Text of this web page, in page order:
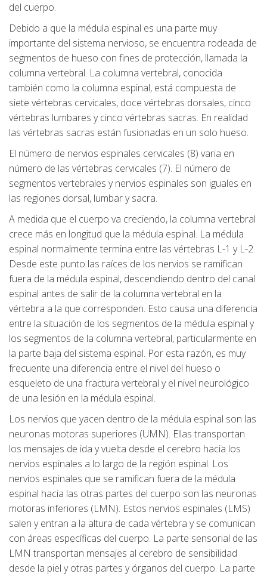
del cuerpo.
Debido a que la médula espinal es una parte muy
importante del sistema nervioso, se encuentra rodeada de
segmentos de hueso con fines de protección, llamada la
columna vertebral. La columna vertebral, conocida
también como la columna espinal, está compuesta de
siete vértebras cervicales, doce vértebras dorsales, cinco
vértebras lumbares y cinco vértebras sacras. En realidad
las vértebras sacras están fusionadas en un solo hueso.
El número de nervios espinales cervicales (8) varia en
número de las vértebras cervicales (7). El número de
segmentos vertebrales y nervios espinales son iguales en
las regiones dorsal, lumbar y sacra.
A medida que el cuerpo va creciendo, la columna vertebral
crece más en longitud que la médula espinal. La médula
espinal normalmente termina entre las vértebras L-1 y L-2.
Desde este punto las raíces de los nervios se ramifican
fuera de la médula espinal, descendiendo dentro del canal
espinal antes de salir de la columna vertebral en la
vértebra a la que corresponden. Esto causa una diferencia
entre la situación de los segmentos de la médula espinal y
los segmentos de la columna vertebral, particularmente en
la parte baja del sistema espinal. Por esta razón, es muy
frecuente una diferencia entre el nivel del hueso o
esqueleto de una fractura vertebral y el nivel neurológico
de una lesión en la médula espinal.
Los nervios que yacen dentro de la médula espinal son las
neuronas motoras superiores (UMN). Ellas transportan
los mensajes de ida y vuelta desde el cerebro hacia los
nervios espinales a lo largo de la región espinal. Los
nervios espinales que se ramifican fuera de la médula
espinal hacia las otras partes del cuerpo son las neuronas
motoras inferiores (LMN). Estos nervios espinales (LMS)
salen y entran a la altura de cada vértebra y se comunican
con áreas específicas del cuerpo. La parte sensorial de las
LMN transportan mensajes al cerebro de sensibilidad
desde la piel y otras partes y órganos del cuerpo. La parte